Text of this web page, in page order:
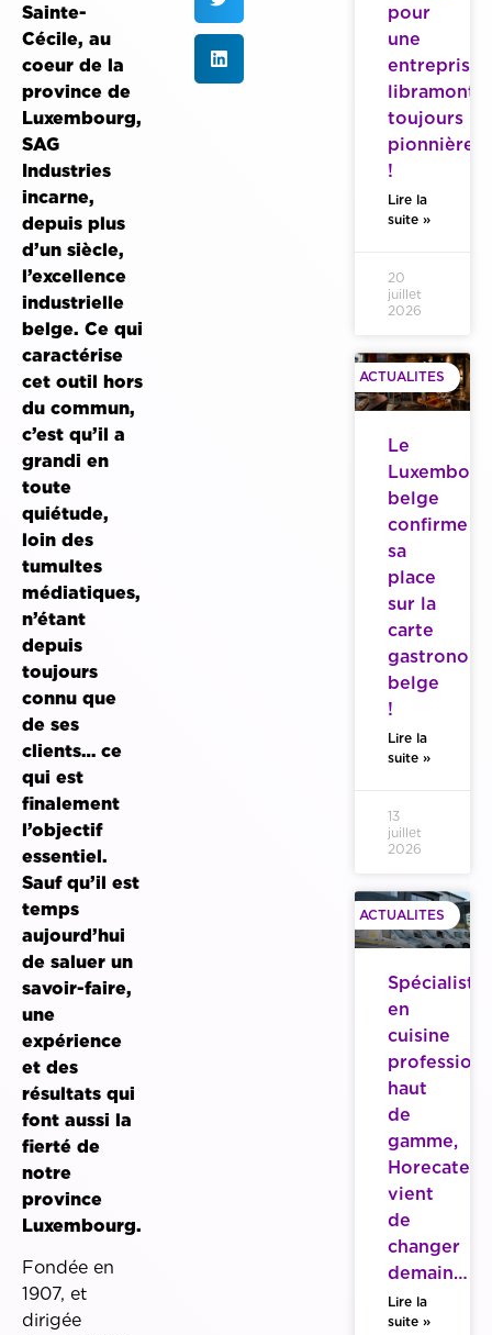
Sainte-
Cécile, au
coeur de la
province de
Luxembourg,
SAG
Industries
incarne,
depuis plus
d’un siècle,
l’excellence
industrielle
belge. Ce qui
caractérise
cet outil hors
du commun,
c’est qu’il a
grandi en
toute
quiétude,
loin des
tumultes
médiatiques,
n’étant
depuis
toujours
connu que
de ses
clients… ce
qui est
finalement
l’objectif
essentiel.
Sauf qu’il est
temps
aujourd’hui
de saluer un
savoir-faire,
une
expérience
et des
résultats qui
font aussi la
fierté de
notre
province
Luxembourg.
Fondée en
1907, et
dirigée
pour
une
entreprise
toujours
pionnière
!
Lire la
suite »
20
juillet
2026
ACTUALITES
Le
belge
confirme
sa
place
sur la
carte
belge
!
Lire la
suite »
13
juillet
2026
ACTUALITES
Spécialiste
en
cuisine
haut
de
gamme,
Horecatech
vient
de
changer
demain…
Lire la
suite »